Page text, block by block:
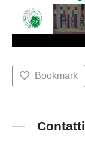
Bookmark
Contatti